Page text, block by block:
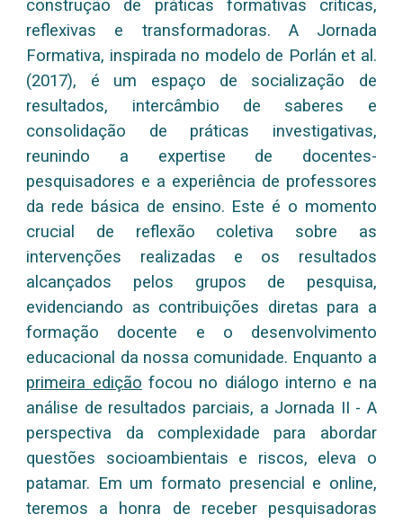
construção de práticas formativas críticas,
reflexivas e transformadoras. A Jornada
Formativa, inspirada no modelo de Porlán et al.
(2017), é um espaço de socialização de
resultados, intercâmbio de saberes e
consolidação de práticas investigativas,
reunindo a expertise de docentes-
pesquisadores e a experiência de professores
da rede básica de ensino. Este é o momento
crucial de reflexão coletiva sobre as
intervenções realizadas e os resultados
alcançados pelos grupos de pesquisa,
evidenciando as contribuições diretas para a
formação docente e o desenvolvimento
educacional da nossa comunidade. Enquanto a
primeira edição focou no diálogo interno e na
análise de resultados parciais, a Jornada II - A
perspectiva da complexidade para abordar
questões socioambientais e riscos, eleva o
patamar. Em um formato presencial e online,
teremos a honra de receber pesquisadoras